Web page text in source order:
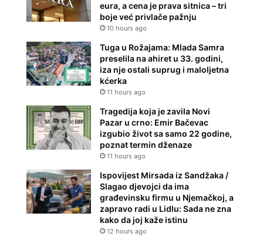
eura, a cena je prava sitnica – tri
boje već privlače pažnju
10 hours ago
Tuga u Rožajama: Mlada Samra
preselila na ahiret u 33. godini,
iza nje ostali suprug i maloljetna
kćerka
11 hours ago
Tragedija koja je zavila Novi
Pazar u crno: Emir Bačevac
izgubio život sa samo 22 godine,
poznat termin dženaze
11 hours ago
Ispovijest Mirsada iz Sandžaka /
Slagao djevojci da ima
građevinsku firmu u Njemačkoj, a
zapravo radi u Lidlu: Sada ne zna
kako da joj kaže istinu
12 hours ago